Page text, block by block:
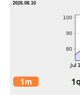
2026.08.10